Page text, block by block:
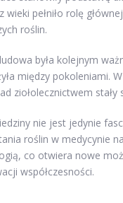
wieki pełniło rolę
roślin.
była kolejnym
między pokoleniami.
ziołolecznictwem
nie jest jedynie
roślin w medycynie
co otwiera nowe
współczesności.